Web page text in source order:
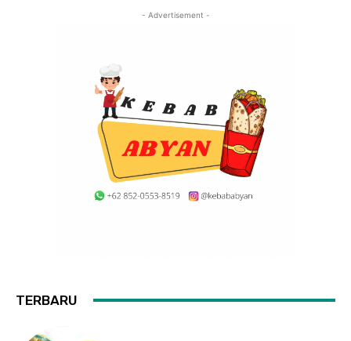
- Advertisement -
TERBARU